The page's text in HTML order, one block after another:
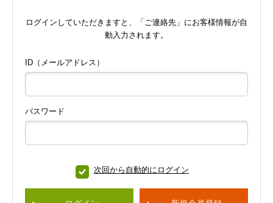
ログインしていただきますと、「ご連絡先」にお客様情報が自
動入力されます。
ID（メールアドレス）
パスワード
次回から自動的にログイン